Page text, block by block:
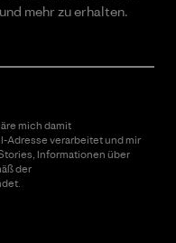
mehr zu erhalten.
mich damit
Adresse verarbeitet und mir
Informationen über
der